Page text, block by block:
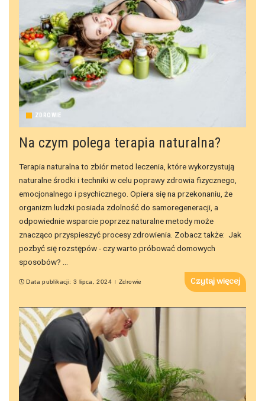
ZDROWIE
Na czym polega terapia naturalna?
Terapia naturalna to zbiór metod leczenia, które wykorzystują
naturalne środki i techniki w celu poprawy zdrowia fizycznego,
emocjonalnego i psychicznego. Opiera się na przekonaniu, że
organizm ludzki posiada zdolność do samoregeneracji, a
odpowiednie wsparcie poprzez naturalne metody może
znacząco przyspieszyć procesy zdrowienia. Zobacz także: Jak
pozbyć się rozstępów - czy warto próbować domowych
sposobów?
Data publikacji: 3 lipca, 2024 Zdrowie Czytaj więcej